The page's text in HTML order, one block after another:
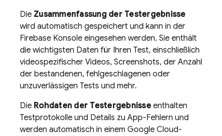
Die Zusammenfassung der Testergebnisse
wird automatisch gespeichert und kann in der
Firebase Konsole eingesehen werden. Sie enthält
die wichtigsten Daten für Ihren Test, einschließlich
videospezifischer Videos, Screenshots, der Anzahl
der bestandenen, fehlgeschlagenen oder
unzuverlässigen Tests und mehr.
Die Rohdaten der Testergebnisseenthalten
Testprotokolle und Details zu App-Fehlern und
werden automatisch in einem Google Cloud-